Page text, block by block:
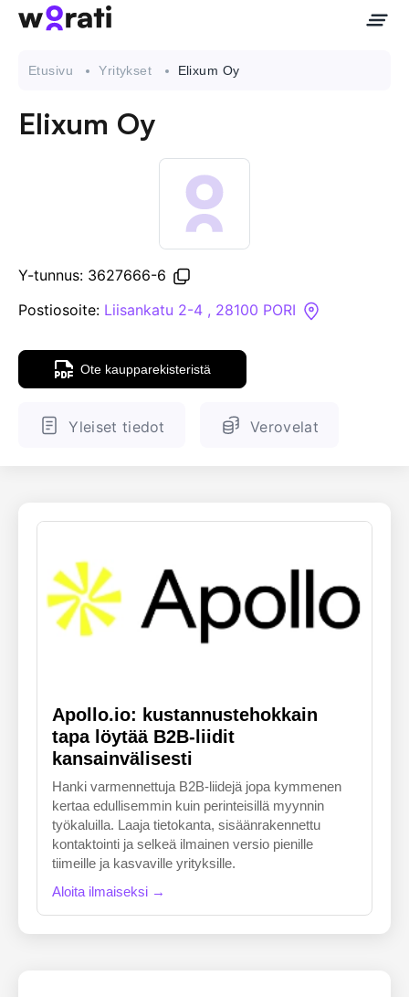
API
Pakotehaku
Etusivu Yritykset Elixum Oy
Elixum Oy
Y-tunnus: 3627666-6
Postiosoite: Liisankatu 2-4 , 28100 PORI
Ote kaupparekisteristä
Yleiset tiedot Verovelat
Apollo.io: kustannustehokkain
tapa löytää B2B-liidit
kansainvälisesti
Hanki varmennettuja B2B-liidejä jopa kymmenen
kertaa edullisemmin kuin perinteisillä myynnin
työkaluilla. Laaja tietokanta, sisäänrakennettu
kontaktointi ja selkeä ilmainen versio pienille
tiimeille ja kasvaville yrityksille.
Aloita ilmaiseksi →